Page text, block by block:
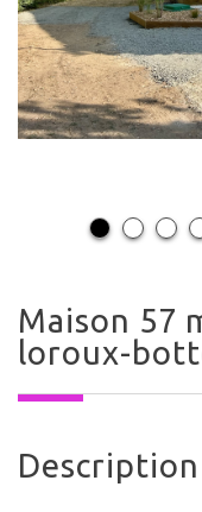
maison 57 m² - 3 pièces - le
loroux-